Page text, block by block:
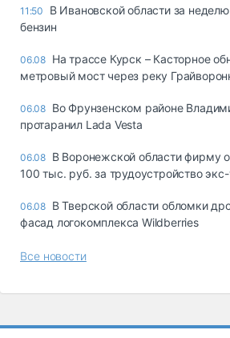
11:50
В Ивановской области за
бензин
06.08 На трассе Курск – Касторное
метровый мост через реку
06.08 Во Фрунзенском районе
протаранил Lada Vesta
06.08 В Воронежской области фирму
100 тыс. руб. за трудоустройство
06.08 В Тверской области обломки
фасад логокомплекса Wildberries
Все новости